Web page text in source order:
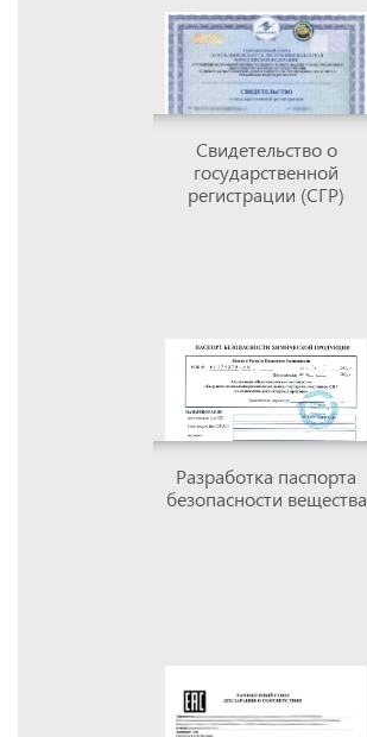
Свидетельство о
государственной
регистрации (СГР)
Разработка паспорта
безопасности вещества